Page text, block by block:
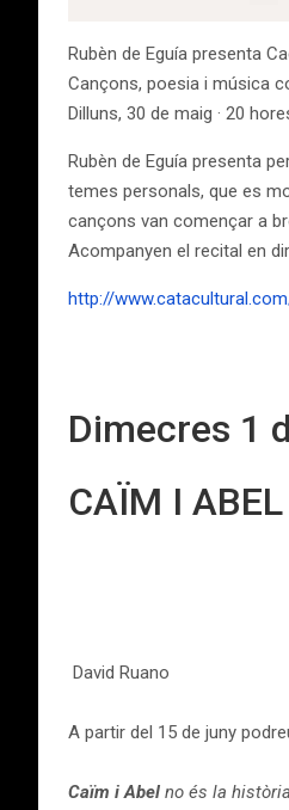
Rubèn de Eguía presenta
Cançons, poesia i música
Dilluns, 30 de maig · 20
Rubèn de Eguía presenta
temes personals, que es
cançons van començar a
Acompanyen el recital en
http://
Dimecres 1
CAÏM I
David Ruano
A partir del 15 de juny
Caïm i Abel no és la